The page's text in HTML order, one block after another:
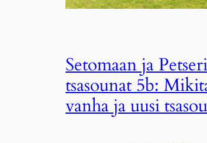
Setomaan ja
tsasounat 5b:
vanha ja uusi